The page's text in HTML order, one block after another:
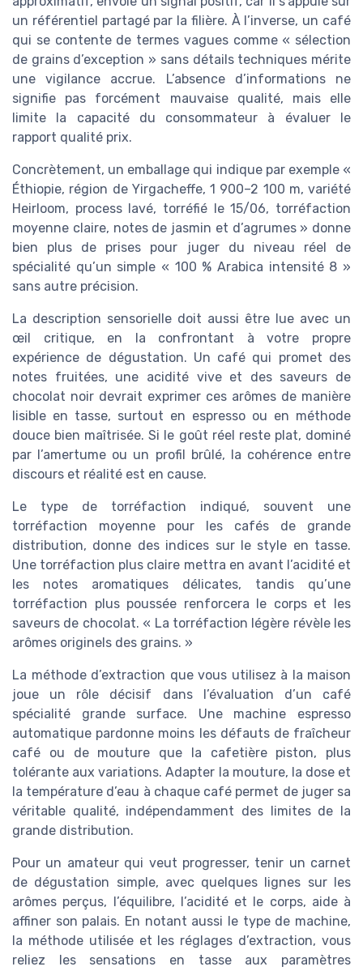
un référentiel partagé par la filière. À l’inverse, un café
qui se contente de termes vagues comme « sélection
de grains d’exception » sans détails techniques mérite
une vigilance accrue. L’absence d’informations ne
signifie pas forcément mauvaise qualité, mais elle
limite la capacité du consommateur à évaluer le
rapport qualité prix.
Concrètement, un emballage qui indique par exemple «
Éthiopie, région de Yirgacheffe, 1 900–2 100 m, variété
Heirloom, process lavé, torréfié le 15/06, torréfaction
moyenne claire, notes de jasmin et d’agrumes » donne
bien plus de prises pour juger du niveau réel de
spécialité qu’un simple « 100 % Arabica intensité 8 »
sans autre précision.
La description sensorielle doit aussi être lue avec un
œil critique, en la confrontant à votre propre
expérience de dégustation. Un café qui promet des
notes fruitées, une acidité vive et des saveurs de
chocolat noir devrait exprimer ces arômes de manière
lisible en tasse, surtout en espresso ou en méthode
douce bien maîtrisée. Si le goût réel reste plat, dominé
par l’amertume ou un profil brûlé, la cohérence entre
discours et réalité est en cause.
Le type de torréfaction indiqué, souvent une
torréfaction moyenne pour les cafés de grande
distribution, donne des indices sur le style en tasse.
Une torréfaction plus claire mettra en avant l’acidité et
les notes aromatiques délicates, tandis qu’une
torréfaction plus poussée renforcera le corps et les
saveurs de chocolat. « La torréfaction légère révèle les
arômes originels des grains. »
La méthode d’extraction que vous utilisez à la maison
joue un rôle décisif dans l’évaluation d’un café
spécialité grande surface. Une machine espresso
automatique pardonne moins les défauts de fraîcheur
café ou de mouture que la cafetière piston, plus
tolérante aux variations. Adapter la mouture, la dose et
la température d’eau à chaque café permet de juger sa
véritable qualité, indépendamment des limites de la
grande distribution.
Pour un amateur qui veut progresser, tenir un carnet
de dégustation simple, avec quelques lignes sur les
arômes perçus, l’équilibre, l’acidité et le corps, aide à
affiner son palais. En notant aussi le type de machine,
la méthode utilisée et les réglages d’extraction, vous
reliez les sensations en tasse aux paramètres